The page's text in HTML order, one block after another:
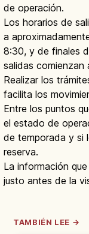
de operación.
Los horarios de
a
8:30, y de finales
salidas comienzan
Realizar los
facilita los
Entre los puntos
el estado de
de temporada y si
reserva.
La información
justo antes de la
TAMBIÉN LEE →